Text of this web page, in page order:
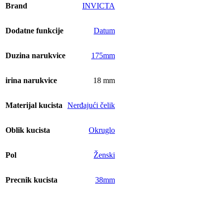
Brand INVICTA
Dodatne funkcije Datum
Duzina narukvice 175mm
irina narukvice 18 mm
Materijal kucista Nerđajući čelik
Oblik kucista Okruglo
Pol Ženski
Precnik kucista 38mm